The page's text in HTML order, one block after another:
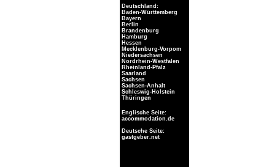
Deutschland:
Baden-Württemberg
Bayern
Berlin
Brandenburg
Hamburg
Hessen
Mecklenburg-Vorpom
Niedersachsen
Nordrhein-Westfalen
Rheinland-Pfalz
Saarland
Sachsen
Sachsen-Anhalt
Schleswig-Holstein
Thüringen
Englische Seite:
accommodation.de
Deutsche Seite:
gastgeber.net